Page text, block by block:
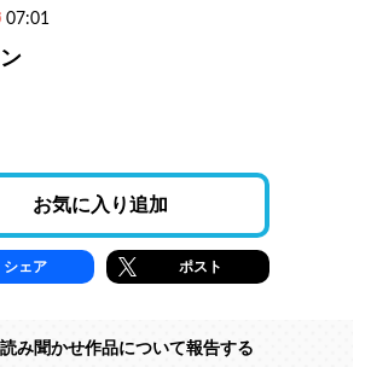
07:01
お気に入り追加
シェア ポスト
み聞かせ作品について報告する